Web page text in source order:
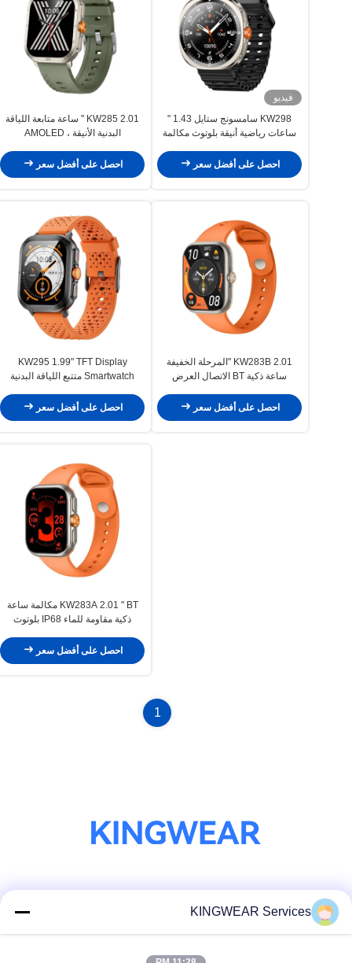
فيديو
KW298 سامسونج ستايل 1.43 "
ساعات رياضية أنيقة بلوتوث مكالمة
احصل على أفضل سعر
KW285 2.01 " ساعة متابعة اللياقة
البدنية الأنيقة ، AMOLED
احصل على أفضل سعر
KW283B 2.01 "المرحلة الخفيفة
ساعة ذكية BT الاتصال العرض
احصل على أفضل سعر
KW295 1.99" TFT Display
Smartwatch متتبع اللياقة البدنية
الاتصال BT
احصل على أفضل سعر
KW283A 2.01 " BT مكالمة ساعة
ذكية مقاومة للماء IP68 بلوتوث
احصل على أفضل سعر
1
KINGWEAR Services